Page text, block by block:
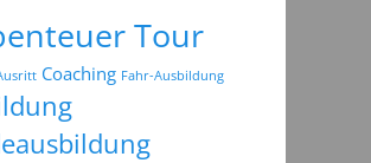
Tour
Coaching Fahr-Ausbildung